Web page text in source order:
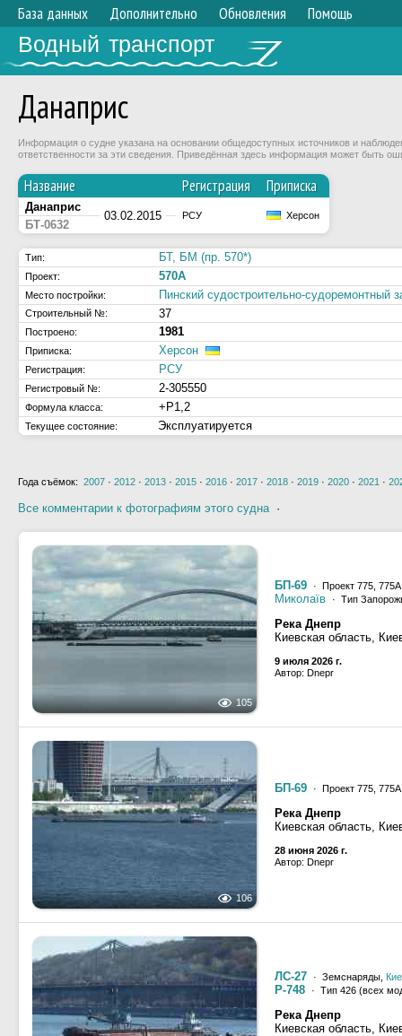
База данных Дополнительно Обновления Помощь
Водный транспорт
Данаприс
Информация о судне указана на основании общедоступных источников и
ответственности за эти сведения. Приведённая здесь информация может быть
Название Регистрация Приписка
Данаприс
03.02.2015 РСУ Херсон
БТ-0632
Тип: БТ, БМ (пр. 570*)
Проект: 570А
Место постройки: Пинский судостроительно-судоремонтный
Строительный №: 37
Построено: 1981
Приписка: Херсон
Регистрация: РСУ
Регистровый №: 2-305550
Формула класса: +Р1,2
Текущее состояние: Эксплуатируется
Года съёмок: 2007 · 2012 · 2013 · 2015 · 2016 · 2017 · 2018 · 2019 · 2020 · 2021 ·
Все комментарии к фотографиям этого судна·
105
БП-69 · Проект 775,
Миколаїв · Тип
Река Днепр
Киевская область,
9 июля 2026 г.
Автор: Dnepr
106
БП-69 · Проект 775,
Река Днепр
Киевская область,
28 июня 2026 г.
Автор: Dnepr
ЛС-27 · Земснаряды,
Р-748 · Тип 426 (всех
Река Днепр
Киевская область,